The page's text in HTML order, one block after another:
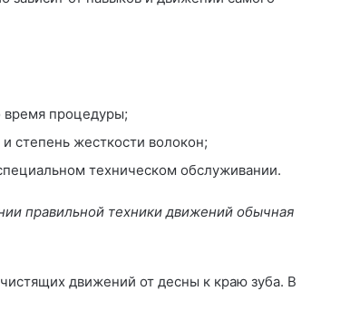
время процедуры;
степень жесткости волокон;
техническом обслуживании.
правильной техники движений обычная
движений от десны к краю зуба. В